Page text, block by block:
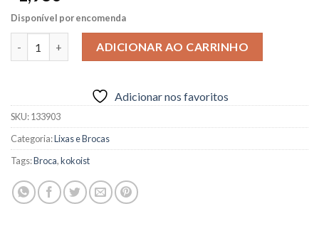
Disponível por encomenda
ADICIONAR AO CARRINHO
Adicionar nos favoritos
SKU:133903
Categoria:Lixas e Brocas
Tags:Broca,kokoist